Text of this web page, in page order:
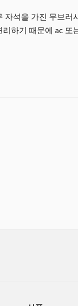
자석을 가진 무브
하기 때문에 ac